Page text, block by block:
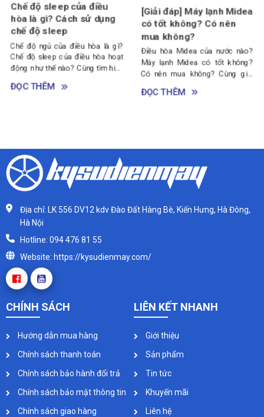
[Giải đáp] Máy lạnh Midea
có tốt không? Có nên
mua không?
Điều hòa Midea của nước nào?
Máy lạnh Midea có tốt không?
Có nên mua không? Cùng giải
đáp những thắc mắc này trong
ĐỌC THÊM
Máy lạnh Nagakawa có
tốt không? Top 5 lý do
nên mua điều hòa
Nagakawa
Máy lạnh Nagakawa có tốt
không? Có nên mua điều hòa
Nagakawa không? Cùng tham
khảo bài viết này nhé!
ĐỌC THÊM
Địa chỉ: LK 556 DV12 kdv Đào Đất Hàng Bè, Kiến Hưng, Hà Đông,
Hà Nội
Hotline: 094 476 81 55
Website: https://kysudienmay.com/
CHÍNH SÁCH
Hướng dẫn mua hàng
Chính sách thanh toán
Chính sách bảo hành đổi trả
Chính sách bảo mật thông tin
Chính sách giao hàng
LIÊN KẾT NHANH
Giới thiệu
Sản phẩm
Tin tức
Khuyến mãi
Liên hệ